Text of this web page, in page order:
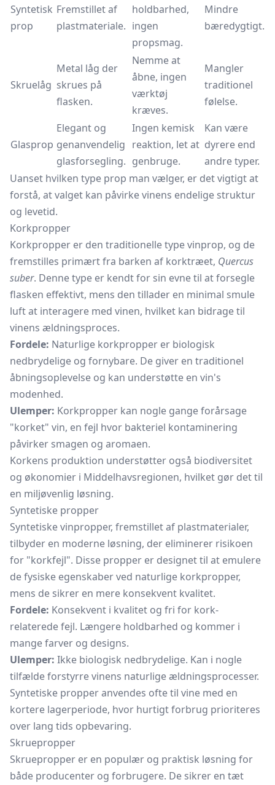
Syntetisk
prop
Fremstillet af
plastmateriale.
holdbarhed,
ingen
propsmag.
Mindre
bæredygtigt.
Skruelåg
Metal låg der
skrues på
flasken.
Nemme at
åbne, ingen
værktøj
kræves.
Mangler
traditionel
følelse.
Glasprop
Elegant og
genanvendelig
glasforsegling.
Ingen kemisk
reaktion, let at
genbruge.
Kan være
dyrere end
andre typer.
Uanset hvilken type prop man vælger, er det vigtigt at
forstå, at valget kan påvirke vinens endelige struktur
og levetid.
Korkpropper
Korkpropper er den traditionelle type vinprop, og de
fremstilles primært fra barken af korktræet, Quercus
suber. Denne type er kendt for sin evne til at forsegle
flasken effektivt, mens den tillader en minimal smule
luft at interagere med vinen, hvilket kan bidrage til
vinens ældningsproces.
Fordele: Naturlige korkpropper er biologisk
nedbrydelige og fornybare. De giver en traditionel
åbningsoplevelse og kan understøtte en vin's
modenhed.
Ulemper: Korkpropper kan nogle gange forårsage
"korket" vin, en fejl hvor bakteriel kontaminering
påvirker smagen og aromaen.
Korkens produktion understøtter også biodiversitet
og økonomier i Middelhavsregionen, hvilket gør det til
en miljøvenlig løsning.
Syntetiske propper
Syntetiske vinpropper, fremstillet af plastmaterialer,
tilbyder en moderne løsning, der eliminerer risikoen
for "korkfejl". Disse propper er designet til at emulere
de fysiske egenskaber ved naturlige korkpropper,
mens de sikrer en mere konsekvent kvalitet.
Fordele: Konsekvent i kvalitet og fri for kork-
relaterede fejl. Længere holdbarhed og kommer i
mange farver og designs.
Ulemper: Ikke biologisk nedbrydelige. Kan i nogle
tilfælde forstyrre vinens naturlige ældningsprocesser.
Syntetiske propper anvendes ofte til vine med en
kortere lagerperiode, hvor hurtigt forbrug prioriteres
over lang tids opbevaring.
Skruepropper
Skruepropper er en populær og praktisk løsning for
både producenter og forbrugere. De sikrer en tæt